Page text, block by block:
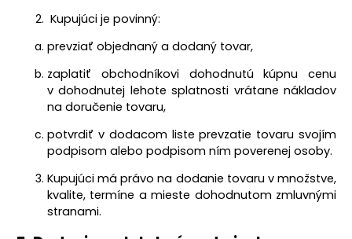
Kupujúci je povinný:
prevziať objednaný a dodaný tovar,
zaplatiť obchodníkovi dohodnutú kúpnu cenu
v dohodnutej lehote splatnosti vrátane nákladov
na doručenie tovaru,
potvrdiť v dodacom liste prevzatie tovaru svojím
podpisom alebo podpisom ním poverenej osoby.
Kupujúci má právo na dodanie tovaru v množstve,
kvalite, termíne a mieste dohodnutom zmluvnými
stranami.